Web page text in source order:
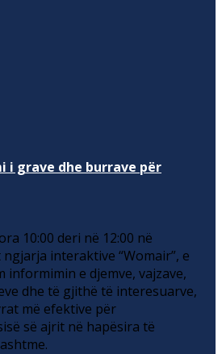
i grave dhe burrave për
10:00 deri në 12:00 në
interaktive “Womair”, e
informimin e djemve, vajzave,
dhe të gjithë të interesuarve,
më efektive për
së ajrit në hapësira të